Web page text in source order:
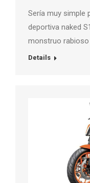
Sería muy simple
deportiva naked
monstruo
Details